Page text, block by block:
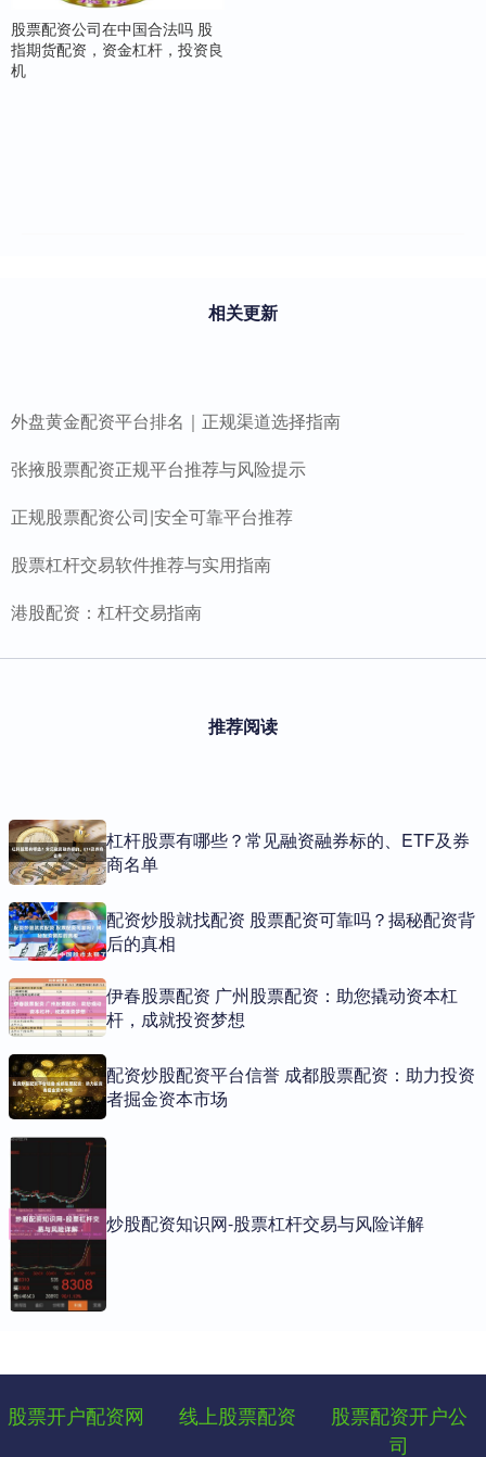
股票配资公司在中国合法吗 股
指期货配资，资金杠杆，投资良
机
相关更新
外盘黄金配资平台排名｜正规渠道选择指南
张掖股票配资正规平台推荐与风险提示
正规股票配资公司|安全可靠平台推荐
股票杠杆交易软件推荐与实用指南
港股配资：杠杆交易指南
推荐阅读
杠杆股票有哪些？常见融资融券标的、ETF及券
商名单
配资炒股就找配资 股票配资可靠吗？揭秘配资背
后的真相
伊春股票配资 广州股票配资：助您撬动资本杠
杆，成就投资梦想
配资炒股配资平台信誉 成都股票配资：助力投资
者掘金资本市场
炒股配资知识网-股票杠杆交易与风险详解
股票开户配资网 线上股票配资
股票配资开户公
司